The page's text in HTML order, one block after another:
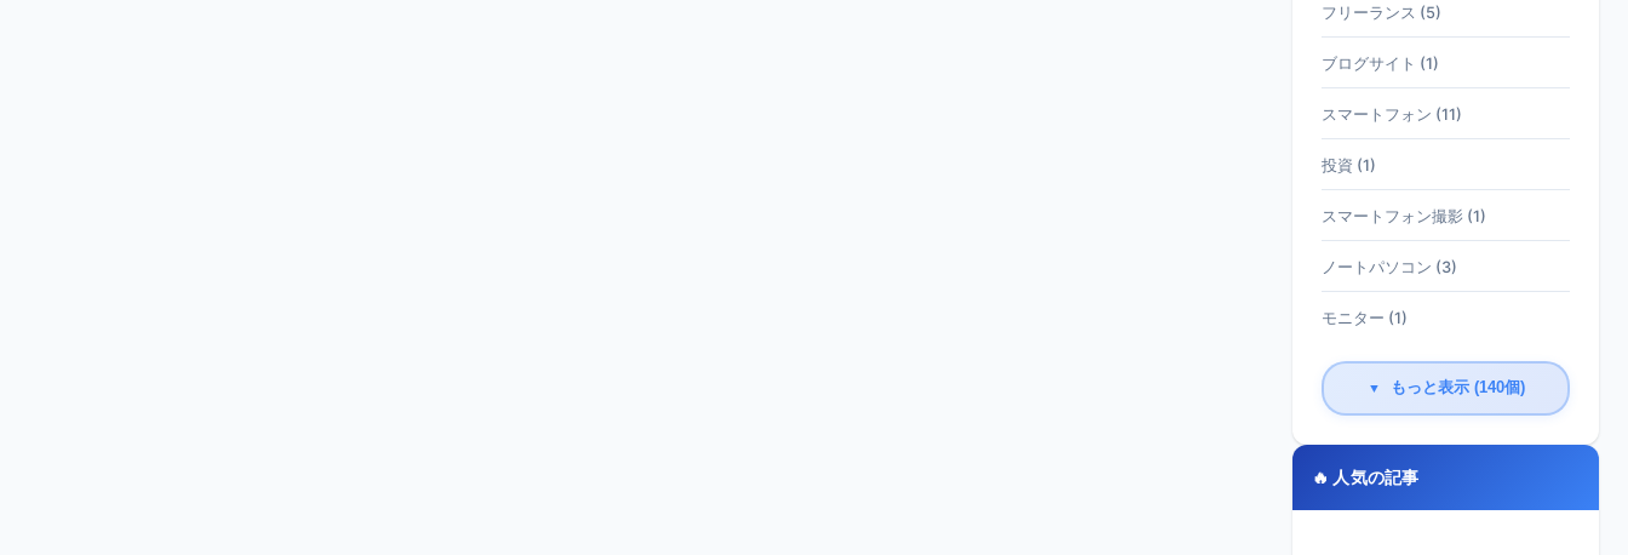
フリーランス (5)
ブログサイト (1)
スマートフォン (11)
投資 (1)
スマートフォン撮影 (1)
ノートパソコン (3)
モニター (1)
▼ もっと表示 (140個)
🔥 人気の記事